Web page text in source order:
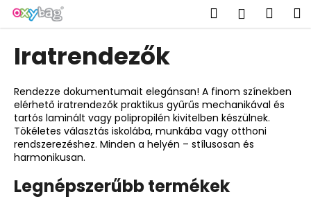
Ugrás
fő
tartalomhoz
Keresés
Iratrendezők
Rendezze dokumentumait elegánsan! A finom színekben
elérhető iratrendezők praktikus gyűrűs mechanikával és
tartós laminált vagy polipropilén kivitelben készülnek.
Tökéletes választás iskolába, munkába vagy otthoni
rendszerezéshez. Minden a helyén – stílusosan és
harmonikusan.
Legnépszerűbb termékek
o
i
t
k
e
r
e